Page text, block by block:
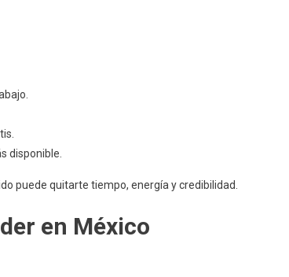
disponible.
puede quitarte tiempo, energía y credibilidad.
en México